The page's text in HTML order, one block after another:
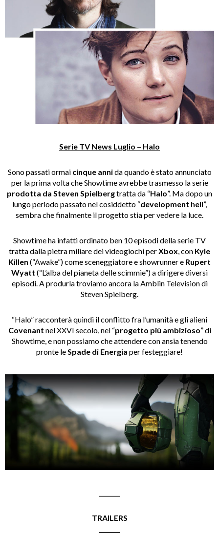
Serie TV News Luglio – Halo
Sono passati ormaicinque annida quando è stato annunciato
per la prima volta che Showtime avrebbe trasmesso la serie
prodotta da Steven Spielbergtratta da “Halo”. Ma dopo un
lungo periodo passato nel cosiddetto “development hell”,
sembra che finalmente il progetto stia per vedere la luce.
Showtime ha infatti ordinato ben 10 episodi della serie TV
tratta dalla pietra miliare dei videogiochi perXbox, con Kyle
Killen (“Awake”) come sceneggiatore e showrunner e Rupert
Wyatt (“L’alba del pianeta delle scimmie”) a dirigere diversi
episodi. A produrla troviamo ancora la Amblin Television di
Steven Spielberg.
“Halo” racconterà quindi il conflitto fra l’umanità e gli alieni
Covenant nel XXVI secolo, nel “progetto più ambizioso” di
Showtime, e non possiamo che attendere con ansia tenendo
pronte leSpade di Energia per festeggiare!
TRAILERS